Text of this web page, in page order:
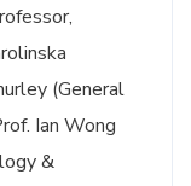
(General
Ian Wong
&